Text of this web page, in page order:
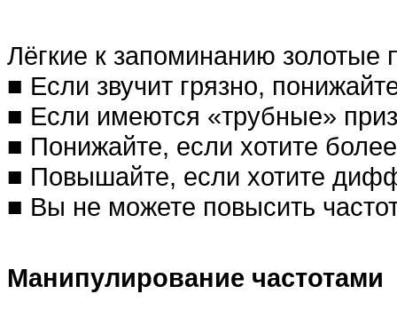
Лёгкие к запоминанию золотые
■ Если звучит грязно,
■ Если имеются «трубные»
■ Понижайте, если хотите
■ Повышайте, если хотите
■ Вы не можете повысить
Манипулирование частотами